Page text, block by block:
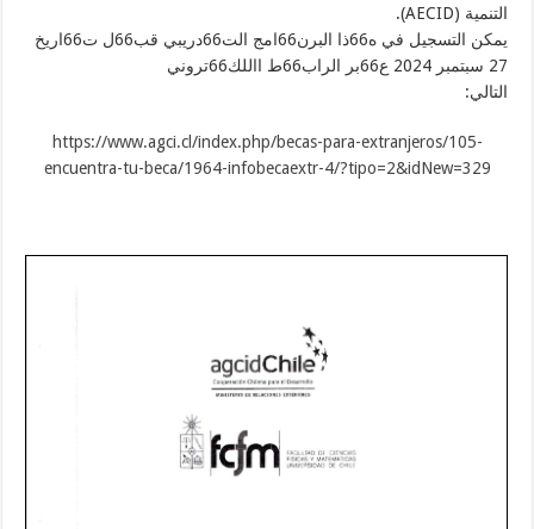
التنمية (AECID).
يمكن التسجيل في ه66ذا البرن66امج الت66دريبي قب66ل ت66اريخ
27 سبتمبر 2024 ع66بر الراب66ط االلك66تروني
التالي:
https://www.agci.cl/index.php/becas-para-extranjeros/105-
encuentra-tu-beca/1964-infobecaextr-4/?tipo=2&idNew=329